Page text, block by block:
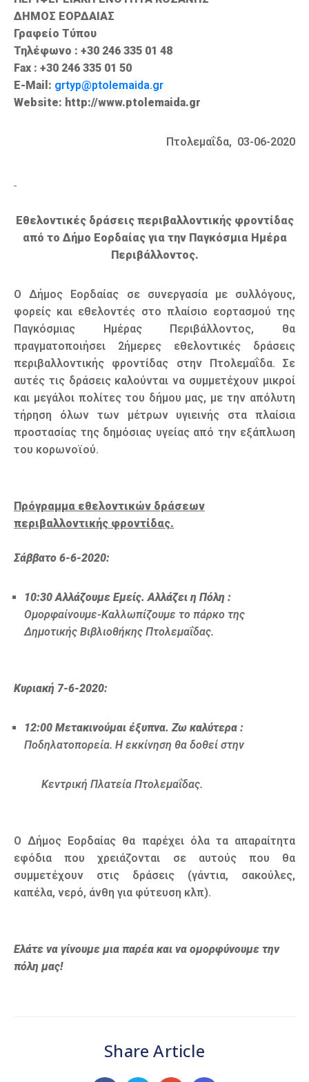
ΔΗΜΟΣ ΕΟΡΔΑΙΑΣ
Γραφείο Τύπου
Τηλέφωνο : +30 246 335 01 48
Fax : +30 246 335 01 50
E-Mail: grtyp@ptolemaida.gr
Website: http://www.ptolemaida.gr
Πτολεμαΐδα, 03-06-2020
Εθελοντικές δράσεις περιβαλλοντικής φροντίδας
από το Δήμο Εορδαίας για την Παγκόσμια Ημέρα
Περιβάλλοντος.
Ο Δήμος Εορδαίας σε συνεργασία με συλλόγους,
φορείς και εθελοντές στο πλαίσιο εορτασμού της
Παγκόσμιας Ημέρας Περιβάλλοντος, θα
πραγματοποιήσει 2ήμερες εθελοντικές δράσεις
περιβαλλοντικής φροντίδας στην Πτολεμαΐδα. Σε
αυτές τις δράσεις καλούνται να συμμετέχουν μικροί
και μεγάλοι πολίτες του δήμου μας, με την απόλυτη
τήρηση όλων των μέτρων υγιεινής στα πλαίσια
προστασίας της δημόσιας υγείας από την εξάπλωση
του κορωνοϊού.
Πρόγραμμα εθελοντικών δράσεων
περιβαλλοντικής φροντίδας.
Σάββατο 6-6-2020:
10:30 Αλλάζουμε Εμείς. Αλλάζει η Πόλη :
Ομορφαίνουμε-Καλλωπίζουμε το πάρκο της
Δημοτικής Βιβλιοθήκης Πτολεμαΐδας.
Κυριακή 7-6-2020:
12:00 Μετακινούμαι έξυπνα. Ζω καλύτερα :
Ποδηλατοπορεία. Η εκκίνηση θα δοθεί στην
Κεντρική Πλατεία Πτολεμαΐδας.
Ο Δήμος Εορδαίας θα παρέχει όλα τα απαραίτητα
εφόδια που χρειάζονται σε αυτούς που θα
συμμετέχουν στις δράσεις (γάντια, σακούλες,
καπέλα, νερό, άνθη για φύτευση κλπ).
Ελάτε να γίνουμε μια παρέα και να ομορφύνουμε την
πόλη μας!
Share Article